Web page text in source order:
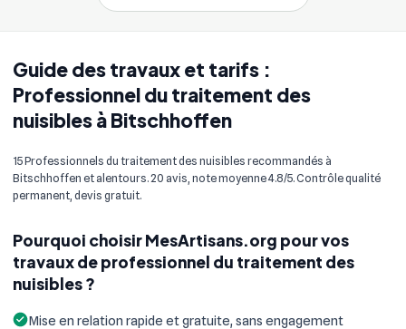
Guide des travaux et tarifs :
Professionnel du traitement des
nuisibles à Bitschhoffen
15 Professionnels du traitement des nuisibles recommandés à
Bitschhoffen et alentours. 20 avis, note moyenne 4.8/5. Contrôle qualité
permanent, devis gratuit.
Pourquoi choisir MesArtisans.org pour vos
travaux de professionnel du traitement des
nuisibles ?
Mise en relation rapide et gratuite, sans engagement